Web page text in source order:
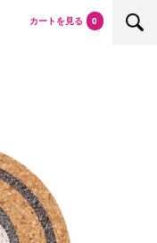
カートを見る 0